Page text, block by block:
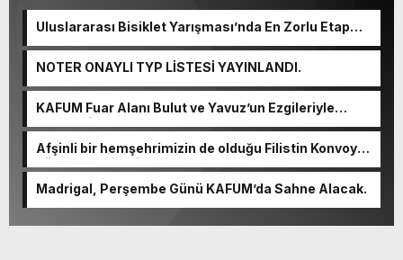
Uluslararası Bisiklet Yarışması’nda En Zorlu Etap
NOTER ONAYLI TYP LİSTESİ YAYINLANDI.
KAFUM Fuar Alanı Bulut ve Yavuz’un Ezgileriyle
Şenlendi.
Afşinli bir hemşehrimizin de olduğu Filistin Konvoyu,
güçlenerek ilerliyor.
Madrigal, Perşembe Günü KAFUM’da Sahne Alacak.